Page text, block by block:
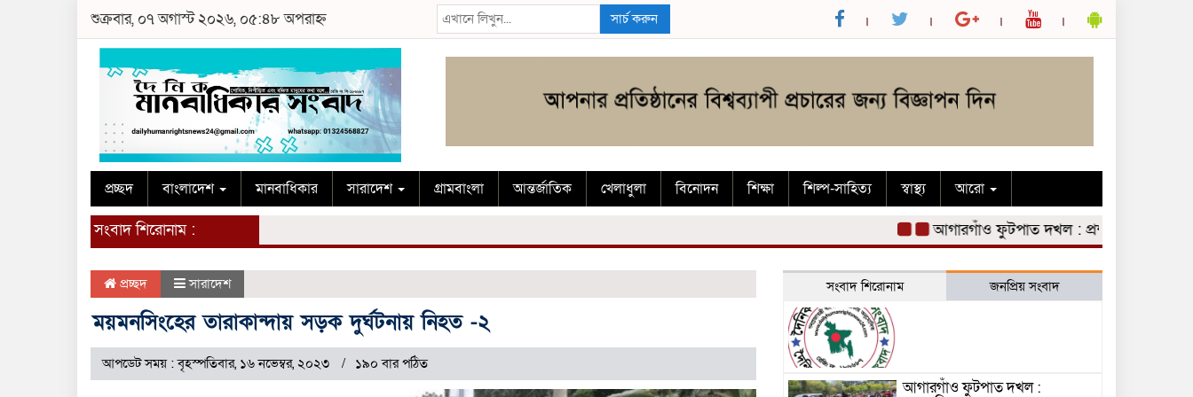
শুক্রবার, ০৭ অগাস্ট ২০২৬, ০৫:৪৮ অপরাহ্ন সার্চ করুন
প্রচ্ছদ বাংলাদেশ মানবাধিকার সারাদেশ গ্রামবাংলা আন্তর্জাতিক খেলাধুলা বিনোদন শিক্ষা শিল্প-সাহিত্য স্বাস্থ্য আরো
সংবাদ শিরোনাম : আগারগাঁও ফুটপাত দখল : প্রশাসনিক এলাকার
প্রচ্ছদ সারাদেশ
ময়মনসিংহের তারাকান্দায় সড়ক দুর্ঘটনায় নিহত -২
আপডেট সময় : বৃহস্পতিবার, ১৬ নভেম্বর, ২০২৩ ১৯০ বার পঠিত
সংবাদ শিরোনাম জনপ্রিয় সংবাদ
আগারগাঁও ফুটপাত দখল :